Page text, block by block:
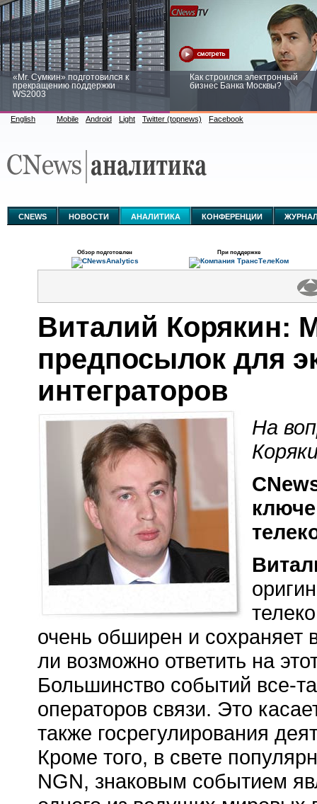
«Mr. Сумкин» подготовился к
прекращению поддержки
WS2003
Как строился электронный
бизнес Банка Москвы?
аналитике
English Mobile Android Light Twitter (topnews) Facebook
CNEWS НОВОСТИ АНАЛИТИКА КОНФЕРЕНЦИИ
Обзор подготовлен При поддержке
Виталий Корякин:
предпосылок для
интеграторов
На
очень обширен и сохраняет
ли возможно ответить на
Большинство событий все-
операторов связи. Это
также госрегулирования
Кроме того, в свете
NGN, знаковым событием